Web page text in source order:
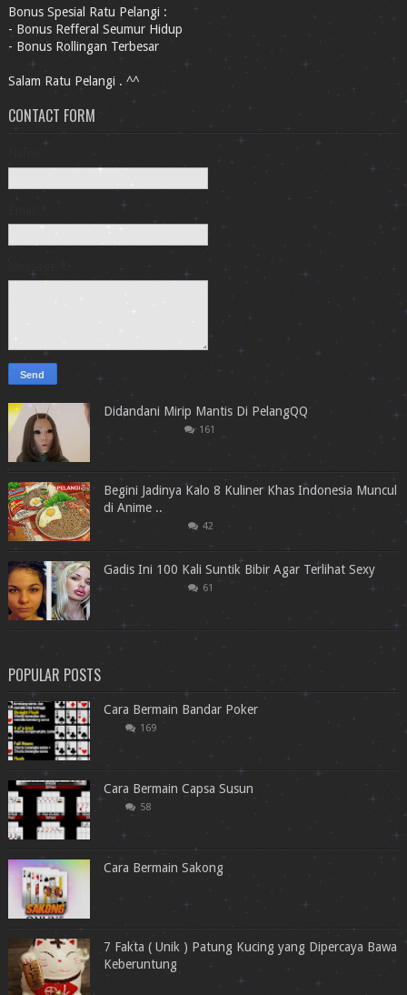
Bonus Spesial Ratu Pelangi :
- Bonus Refferal Seumur Hidup
- Bonus Rollingan Terbesar
Salam Ratu Pelangi . ^^
CONTACT FORM
Didandani Mirip Mantis Di PelangQQ
161
Begini Jadinya Kalo 8 Kuliner Khas Indonesia Muncul
di Anime ..
42
Gadis Ini 100 Kali Suntik Bibir Agar Terlihat Sexy
61
POPULAR POSTS
Cara Bermain Bandar Poker
169
Cara Bermain Capsa Susun
58
Cara Bermain Sakong
7 Fakta ( Unik ) Patung Kucing yang Dipercaya Bawa
Keberuntung